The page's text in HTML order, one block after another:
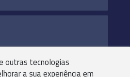
outras tecnologias
a sua experiência em